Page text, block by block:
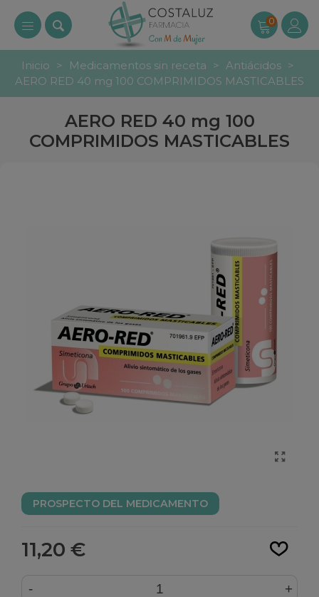
0
Inicio > Medicamentos sin receta > Antiácidos >
AERO RED 40 mg 100 COMPRIMIDOS MASTICABLES
AERO RED 40 mg 100
COMPRIMIDOS MASTICABLES
PROSPECTO DEL MEDICAMENTO
11,20 €
- +